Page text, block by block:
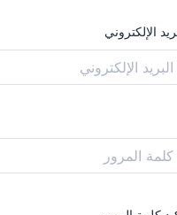
الإلكتروني